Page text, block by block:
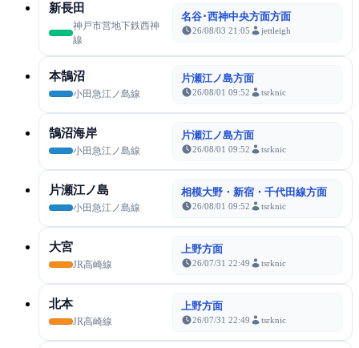
新長田
神戸市営地下鉄西神
線
名谷･西神中央方面方面
26/08/03 21:05 jettleigh
本鵠沼
小田急江ノ島線
片瀬江ノ島方面
26/08/01 09:52 tsrknic
鵠沼海岸
小田急江ノ島線
片瀬江ノ島方面
26/08/01 09:52 tsrknic
片瀬江ノ島
小田急江ノ島線
相模大野・新宿・千代田線方面
26/08/01 09:52 tsrknic
大宮
JR高崎線
上野方面
26/07/31 22:49 tsrknic
北本
JR高崎線
上野方面
26/07/31 22:49 tsrknic